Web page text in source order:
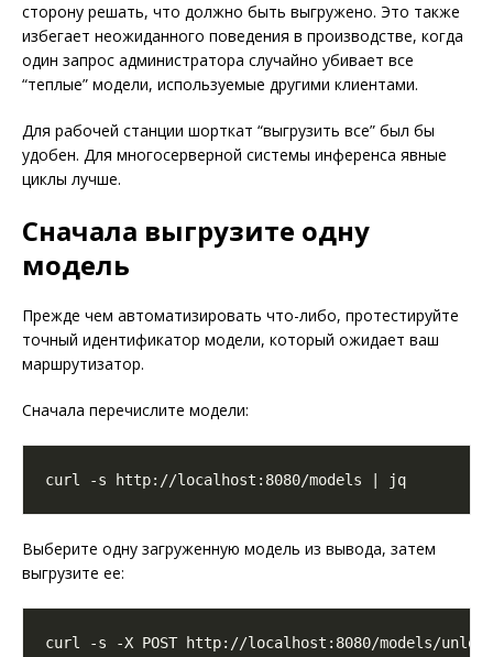
сторону решать, что должно быть выгружено. Это также
избегает неожиданного поведения в производстве, когда
один запрос администратора случайно убивает все
“теплые” модели, используемые другими клиентами.
Для рабочей станции шорткат “выгрузить все” был бы
удобен. Для многосерверной системы инференса явные
циклы лучше.
Сначала выгрузите одну
модель
Прежде чем автоматизировать что-либо, протестируйте
точный идентификатор модели, который ожидает ваш
маршрутизатор.
Сначала перечислите модели:
Выберите одну загруженную модель из вывода, затем
выгрузите ее:
curl -s -X POST http://localhost:8080/models/